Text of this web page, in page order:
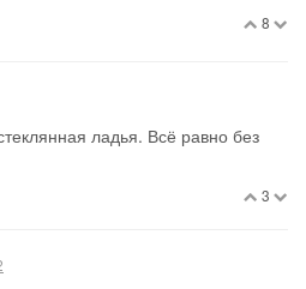
8
ладья. Всё равно без
3